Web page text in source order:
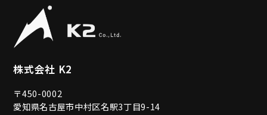
株式会社 K2
〒450-0002
愛知県名古屋市中村区名駅3丁目9-14